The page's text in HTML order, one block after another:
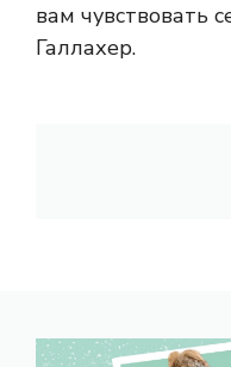
вам чувствовать
Галлахер.